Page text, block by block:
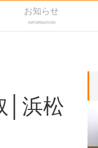
お知らせ
INFORMATION
│浜松